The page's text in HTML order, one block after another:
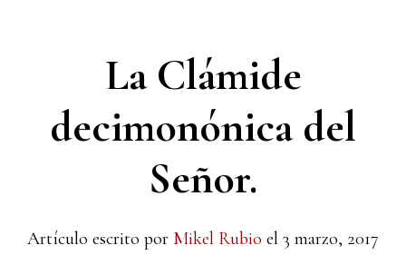
La Clámide
decimonónica del
Señor.
Artículo escrito por Mikel Rubio el 3 marzo, 2017